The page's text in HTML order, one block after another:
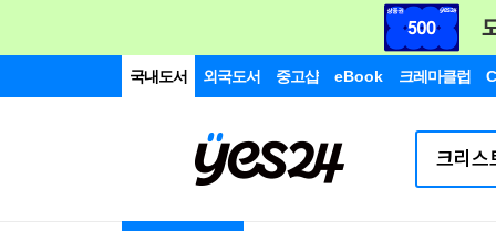
국내도서 외국도서 중고샵 eBook 크레마클럽